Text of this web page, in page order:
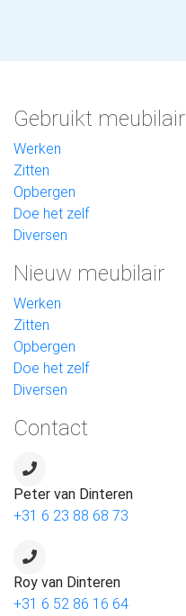
Gebruikt meubilair
Werken
Zitten
Opbergen
Doe het zelf
Diversen
Nieuw meubilair
Werken
Zitten
Opbergen
Doe het zelf
Diversen
Contact
Peter van Dinteren
+31 6 23 88 68 73
Roy van Dinteren
+31 6 52 86 16 64